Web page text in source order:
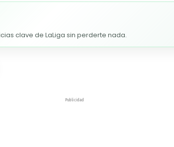
clave de LaLiga sin perderte nada.
Publicidad